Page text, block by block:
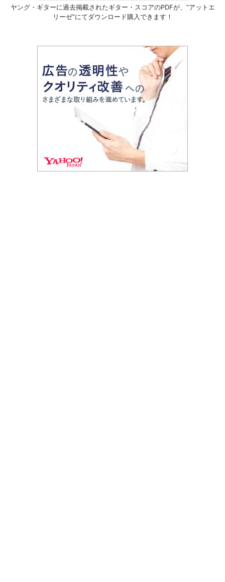
ヤング・ギターに過去掲載されたギター・スコアのPDFが、 “アットエ
リーゼ”にてダウンロード購入できます！